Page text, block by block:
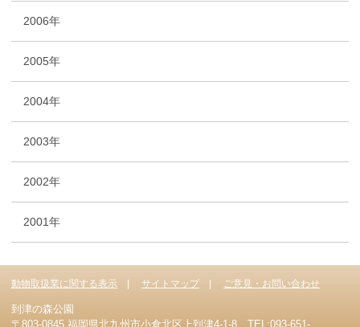
2006年
2005年
2004年
2003年
2002年
2001年
動物取扱業に関する表示 サイトマップ ご意見・お問い合わせ
到津の森公園
〒803-0845 福岡県北九州市小倉北区上到津4-1-8 TEL:093-651-